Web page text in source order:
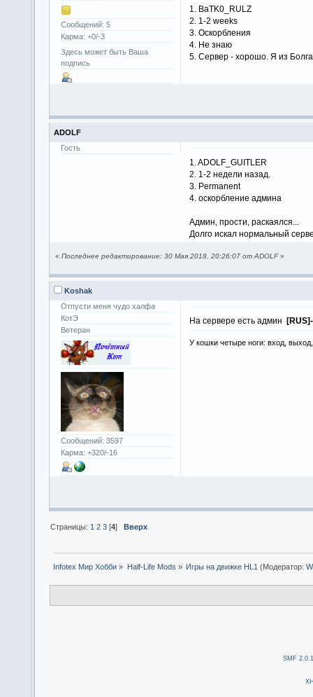
Сообщений: 5
Карма: +0/-3
Здесь может быть Ваша
подпись
1. BaTK0_RULZ
2. 1-2 weeks
3. Оскорбления
4. Не знаю
5. Сервер - хорошо. Я из
ADOLF
Гость
1. ADOLF_GUITLER
2. 1-2 недели назад.
3. Permanent
4. оскорбление админа
Админ, прости, раскаялся...
Долго искал нормальный
« Последнее редактирование: 30 Мая 2018, 20:26:07 от ADOLF»
Koshak
Отпусти меня чудо халфа
КотЭ
Ветеран
Сообщений: 3597
Карма: +320/-16
На сервере есть админ
У кошки четыре ноги: вход,
Страницы: 1 2 3 [4]Вверх
Infotex Мир Хобби » Half-Life Mods » Игры на движке HL1 (Модератор:
SMF